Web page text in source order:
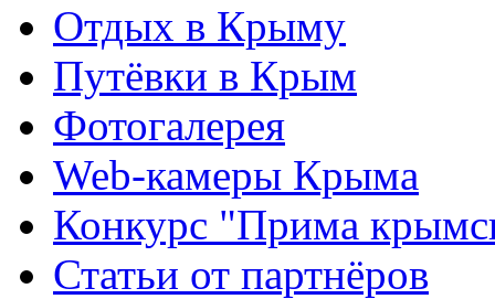
Отдых в Крыму
Путёвки в Крым
Фотогалерея
Web-камеры Крыма
Конкурс "Прима
Статьи от партнёров